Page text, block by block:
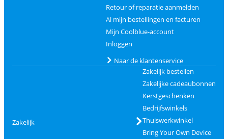
Retour of reparatie aanmelden
Al mijn bestellingen en facturen
Mijn Coolblue-account
Inloggen
Naar de klantenservice
Zakelijk
Zakelijk bestellen
Zakelijke cadeaubonnen
Kerstgeschenken
Bedrijfswinkels
Thuiswerkwinkel
Bring Your Own Device